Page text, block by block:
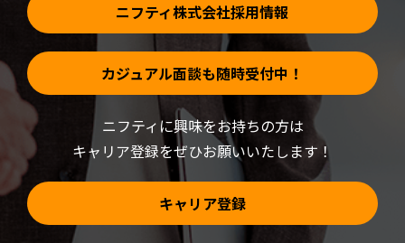
ニフティ株式会社採用情報
カジュアル面談も随時受付中！
ニフティに興味をお持ちの方は
キャリア登録をぜひお願いいたします！
キャリア登録